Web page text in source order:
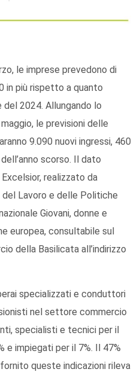
le imprese prevedono di
in più rispetto a quanto
2024. Allungando lo
le previsioni delle
9.090 nuovi ingressi, 460
scorso. Il dato
realizzato da
Lavoro e delle Politiche
Giovani, donne e
europea, consultabile sul
della Basilicata all’indirizzo
specializzati e conduttori
nel settore commercio
specialisti e tecnici per il
e impiegati per il 7%. Il 47%
queste indicazioni rileva